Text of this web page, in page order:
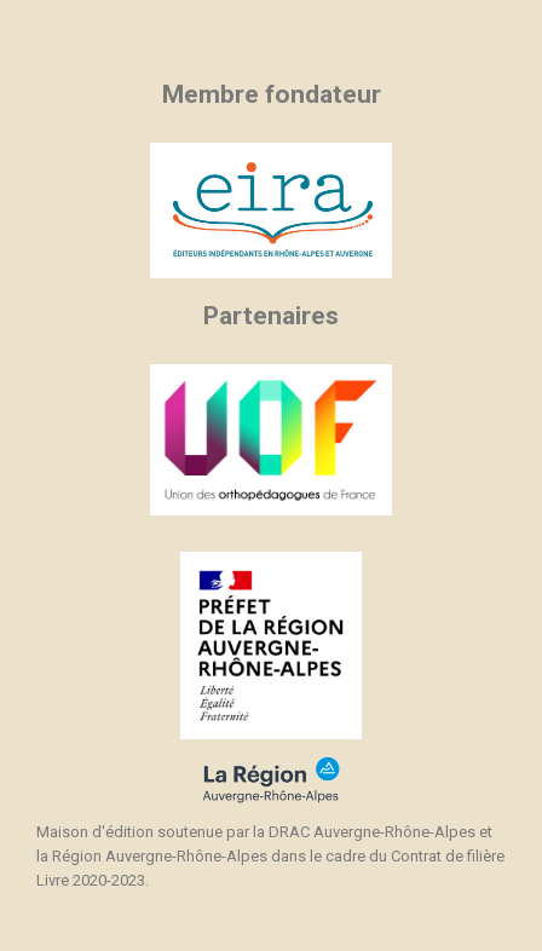
Membre fondateur
Partenaires
Maison d'édition soutenue par la DRAC Auvergne-Rhône-Alpes et
la Région Auvergne-Rhône-Alpes dans le cadre du Contrat de filière
Livre 2020-2023.